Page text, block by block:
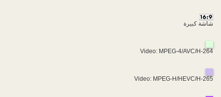
شاشة كبيرة
Video: MPEG-4/AVC/H-264
Video: MPEG-H/HEVC/H-265